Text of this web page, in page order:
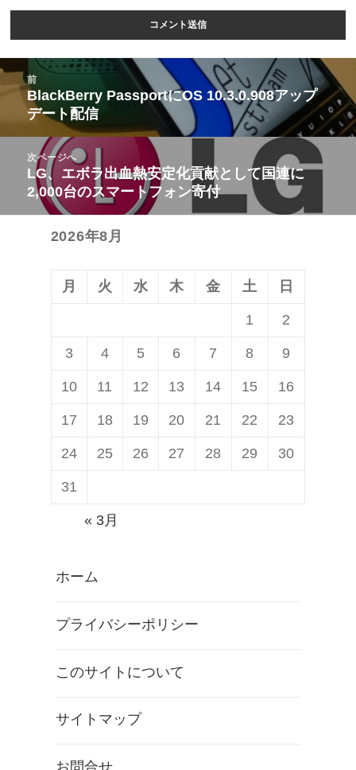
投
ビ
前
前
の
投
稿:
BlackBerry PassportにOS 10.3.0.908アップ
デート配信
次ページへ
次
の
投
LG、エボラ出血熱安定化貢献として国連に
2,000台のスマートフォン寄付
2026年8月
月 火 水 木 金 土 日
1 2
3 4 5 6 7 8 9
10 11 12 13 14 15 16
17 18 19 20 21 22 23
24 25 26 27 28 29 30
31
« 3月
ホーム
プライバシーポリシー
このサイトについて
サイトマップ